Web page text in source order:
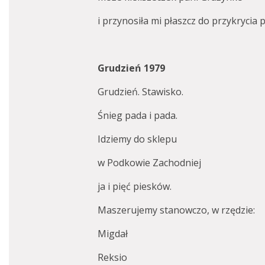
i przynosiła mi płaszcz do przykrycia
Grudzień 1979
Grudzień. Stawisko.
Śnieg pada i pada.
Idziemy do sklepu
w Podkowie Zachodniej
ja i pięć piesków.
Maszerujemy stanowczo, w rzędzie:
Migdał
Reksio